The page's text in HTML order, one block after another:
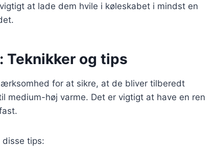
at lade dem hvile i køleskabet i mindst en
Teknikker og tips
for at sikre, at de bliver tilberedt
medium-høj varme. Det er vigtigt at have en ren
disse tips: